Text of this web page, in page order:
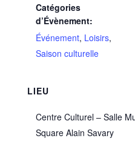
Catégories
d’Évènement:
Événement, Loisirs,
Saison culturelle
LIEU
Centre Culturel – Salle
Square Alain Savary